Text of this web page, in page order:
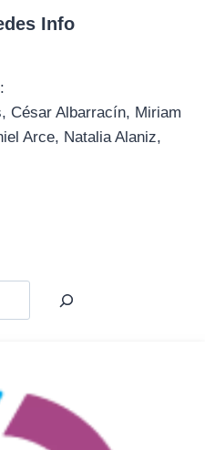
Info
César Albarracín, Miriam
Arce, Natalia Alaniz,